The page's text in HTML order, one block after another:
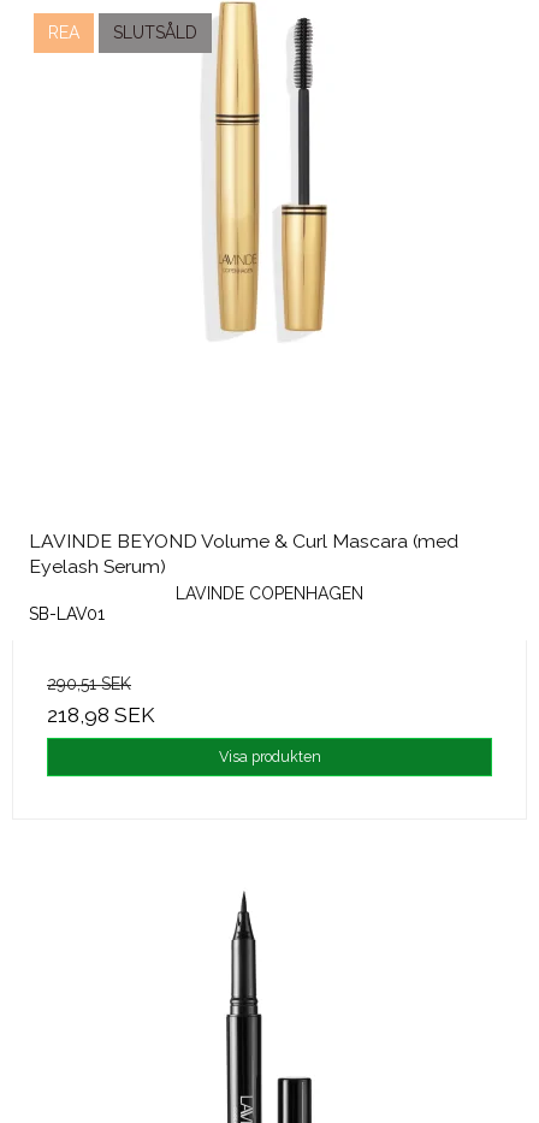
REA SLUTSÅLD
LAVINDE BEYOND Volume & Curl Mascara (med
Eyelash Serum)
LAVINDE COPENHAGEN
SB-LAV01
290,51 SEK
218,98 SEK
Visa produkten